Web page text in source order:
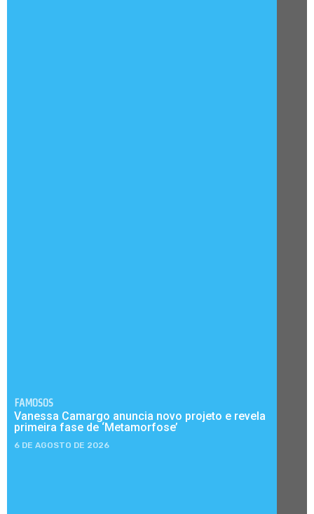
FAMOSOS
Vanessa Camargo anuncia novo projeto e revela
primeira fase de ‘Metamorfose’
6 DE AGOSTO DE 2026